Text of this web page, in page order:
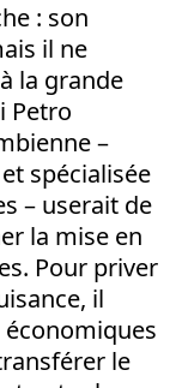
: son
il ne
la grande
Petro
–
spécialisée
– userait de
la mise en
Pour priver
il
le